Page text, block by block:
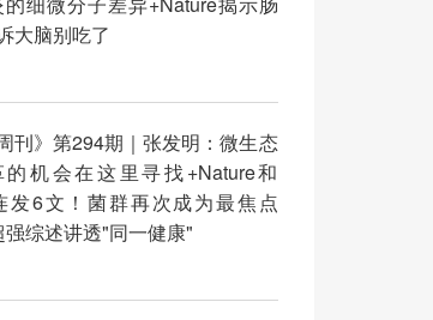
大脑别吃了
刊》第294期｜张发明：微生态
机会在这里寻找+Nature和
发6文！菌群再次成为最焦点
强综述讲透"同一健康"